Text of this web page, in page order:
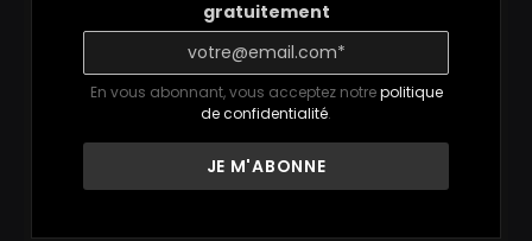
gratuitement
En vous abonnant, vous acceptez notrepolitique
de confidentialité.